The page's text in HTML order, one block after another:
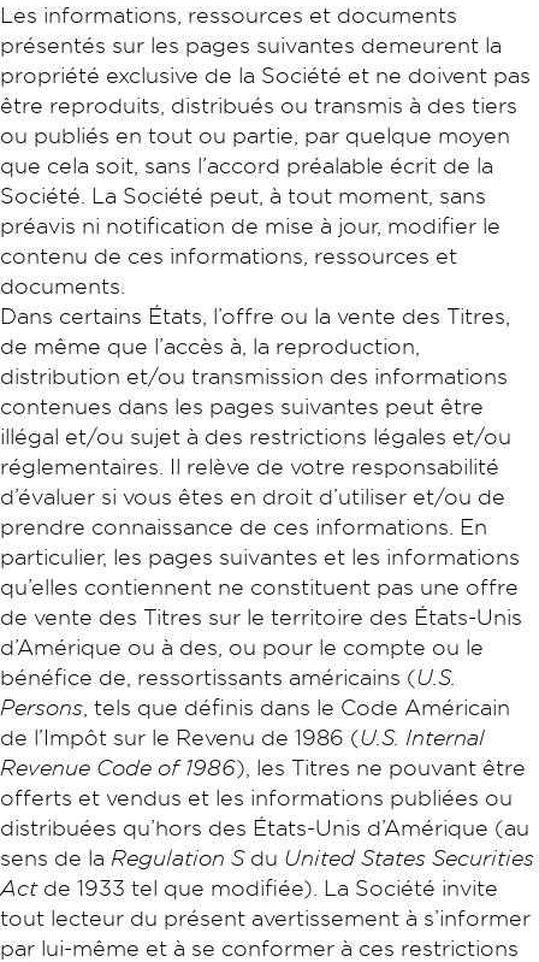
Les informations, ressources et documents
présentés sur les pages suivantes demeurent la
propriété exclusive de la Société et ne doivent pas
être reproduits, distribués ou transmis à des tiers
ou publiés en tout ou partie, par quelque moyen
que cela soit, sans l’accord préalable écrit de la
Société. La Société peut, à tout moment, sans
préavis ni notification de mise à jour, modifier le
contenu de ces informations, ressources et
documents.
Dans certains États, l’offre ou la vente des Titres,
de même que l’accès à, la reproduction,
distribution et/ou transmission des informations
contenues dans les pages suivantes peut être
illégal et/ou sujet à des restrictions légales et/ou
réglementaires. Il relève de votre responsabilité
d’évaluer si vous êtes en droit d’utiliser et/ou de
prendre connaissance de ces informations. En
particulier, les pages suivantes et les informations
qu’elles contiennent ne constituent pas une offre
de vente des Titres sur le territoire des États-Unis
d’Amérique ou à des, ou pour le compte ou le
bénéfice de, ressortissants américains (U.S.
Persons , tels que définis dans le Code Américain
de l’Impôt sur le Revenu de 1986 (U.S. Internal
Revenue Code of 1986), les Titres ne pouvant être
offerts et vendus et les informations publiées ou
distribuées qu’hors des États-Unis d’Amérique (au
sens de la Regulation Sdu United States Securities
Actde 1933 tel que modifiée). La Société invite
tout lecteur du présent avertissement à s’informer
par lui-même et à se conformer à ces restrictions